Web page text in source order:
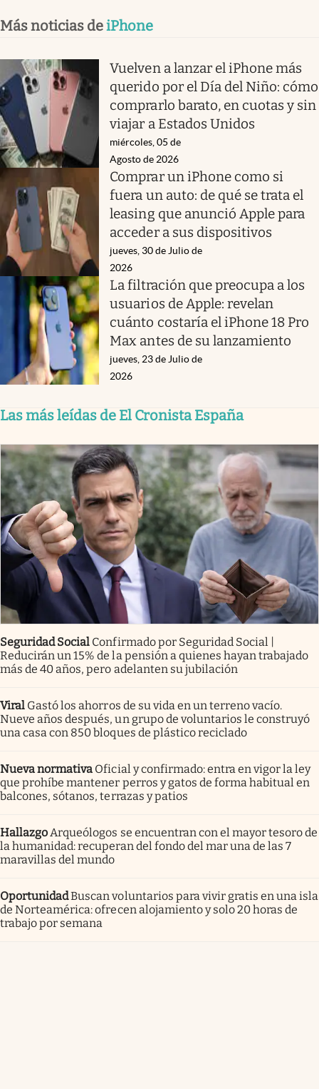
Más noticias deiPhone
Vuelven a lanzar el iPhone más
querido por el Día del Niño: cómo
comprarlo barato, en cuotas y sin
viajar a Estados Unidos
miércoles, 05 de
Agosto de 2026
Comprar un iPhone como si
fuera un auto: de qué se trata el
leasing que anunció Apple para
acceder a sus dispositivos
jueves, 30 de Julio de
2026
La filtración que preocupa a los
usuarios de Apple: revelan
cuánto costaría el iPhone 18 Pro
Max antes de su lanzamiento
jueves, 23 de Julio de
2026
Las más leídas de El Cronista España
Seguridad Social Confirmado por Seguridad Social |
Reducirán un 15% de la pensión a quienes hayan trabajado
más de 40 años, pero adelanten su jubilación
Viral Gastó los ahorros de su vida en un terreno vacío.
Nueve años después, un grupo de voluntarios le construyó
una casa con 850 bloques de plástico reciclado
Nueva normativa Oficial y confirmado: entra en vigor la ley
que prohíbe mantener perros y gatos de forma habitual en
balcones, sótanos, terrazas y patios
Hallazgo Arqueólogos se encuentran con el mayor tesoro de
la humanidad: recuperan del fondo del mar una de las 7
maravillas del mundo
OportunidadBuscan voluntarios para vivir gratis en una isla
de Norteamérica: ofrecen alojamiento y solo 20 horas de
trabajo por semana